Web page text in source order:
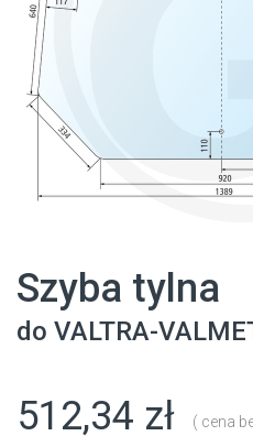
Szyba tylna
do VALTRA-
512,34 zł ( cena